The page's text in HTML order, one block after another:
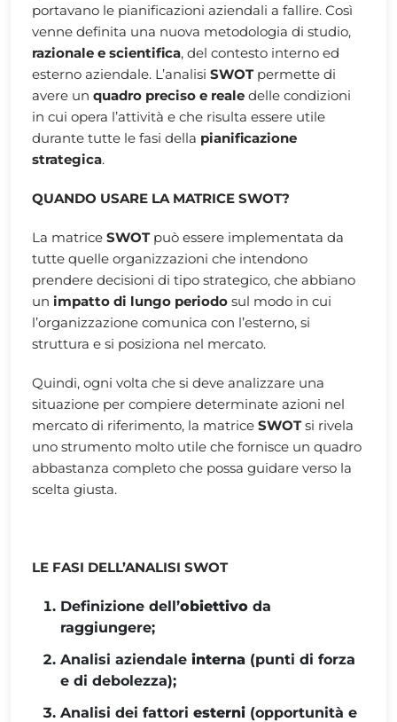
portavano le pianificazioni aziendali a fallire. Così
venne definita una nuova metodologia di studio,
razionale e scientifica, del contesto interno ed
esterno aziendale. L’analisi SWOTpermette di
avere un quadro preciso e reale delle condizioni
in cui opera l’attività e che risulta essere utile
durante tutte le fasi della pianificazione
strategica.
QUANDO USARE LA MATRICE SWOT?
La matrice SWOT può essere implementata da
tutte quelle organizzazioni che intendono
prendere decisioni di tipo strategico, che abbiano
un impatto di lungo periodo sul modo in cui
l’organizzazione comunica con l’esterno, si
struttura e si posiziona nel mercato.
Quindi, ogni volta che si deve analizzare una
situazione per compiere determinate azioni nel
mercato di riferimento, la matrice SWOTsi rivela
uno strumento molto utile che fornisce un quadro
abbastanza completo che possa guidare verso la
scelta giusta.
LE FASI DELL’ANALISI SWOT
Definizione dell’obiettivo da
raggiungere;
Analisi aziendale interna (punti di forza
e di debolezza);
Analisi dei fattori esterni (opportunità e